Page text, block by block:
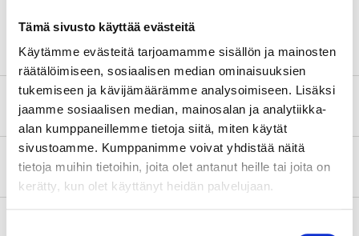
Tämä sivusto käyttää evästeitä
Käytämme evästeitä tarjoamamme sisällön ja mainosten
räätälöimiseen, sosiaalisen median ominaisuuksien
tukemiseen ja kävijämäärämme analysoimiseen. Lisäksi
jaamme sosiaalisen median, mainosalan ja analytiikka-
alan kumppaneillemme tietoja siitä, miten käytät
sivustoamme. Kumppanimme voivat yhdistää näitä
tietoja muihin tietoihin, joita olet antanut heille tai joita on
kerätty, kun olet käyttänyt heidän palvelujaan.
Turvallisuustiedot ja muut asiakirjat
Tietoa valmistajasta